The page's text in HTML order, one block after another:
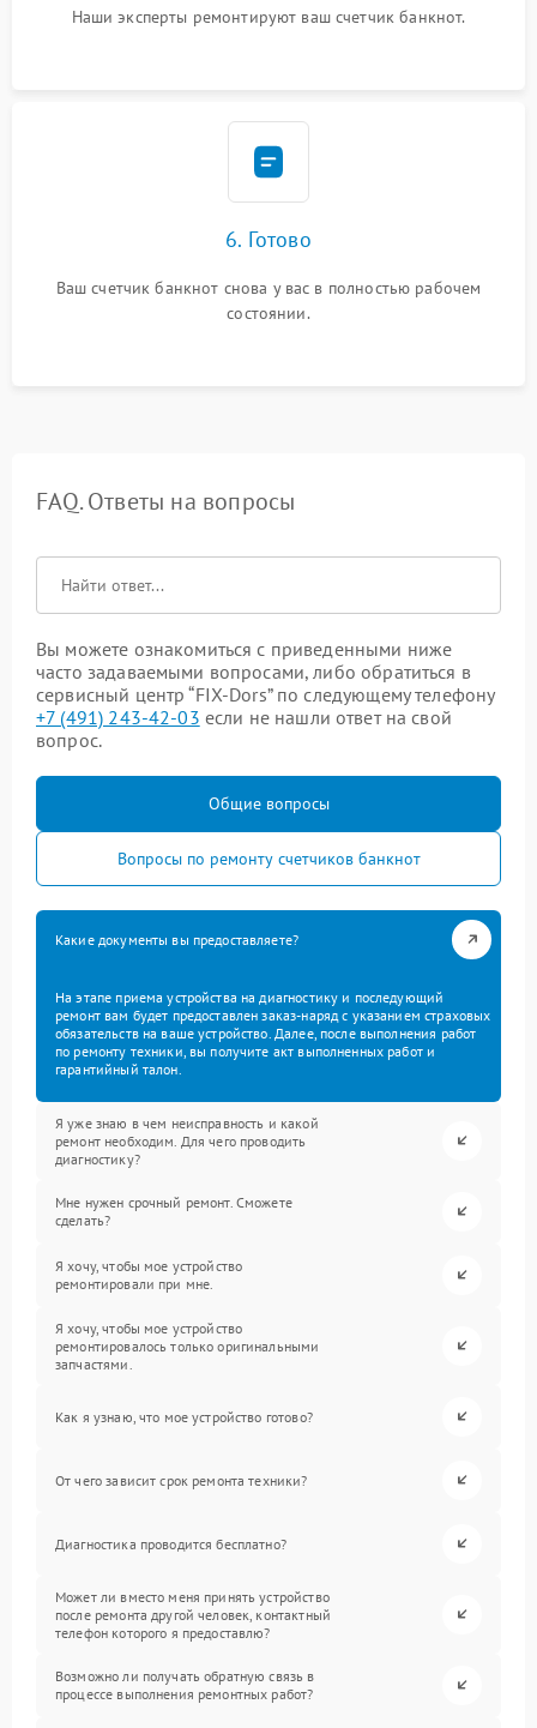
Наши эксперты ремонтируют ваш счетчик банкнот.
6. Готово
Ваш счетчик банкнот снова у вас в полностью рабочем
состоянии.
FAQ. Ответы на вопросы
Вы можете ознакомиться с приведенными ниже
часто задаваемыми вопросами, либо обратиться в
сервисный центр “FIX-Dors” по следующему телефону
+7 (491) 243-42-03 если не нашли ответ на свой
вопрос.
Общие вопросы
Вопросы по ремонту счетчиков банкнот
Какие документы вы предоставляете?
На этапе приема устройства на диагностику и последующий
ремонт вам будет предоставлен заказ-наряд с указанием страховых
обязательств на ваше устройство. Далее, после выполнения работ
по ремонту техники, вы получите акт выполненных работ и
гарантийный талон.
Я уже знаю в чем неисправность и какой
ремонт необходим. Для чего проводить
диагностику?
Мне нужен срочный ремонт. Сможете
сделать?
Я хочу, чтобы мое устройство
ремонтировали при мне.
Я хочу, чтобы мое устройство
ремонтировалось только оригинальными
запчастями.
Как я узнаю, что мое устройство готово?
От чего зависит срок ремонта техники?
Диагностика проводится бесплатно?
Может ли вместо меня принять устройство
после ремонта другой человек, контактный
телефон которого я предоставлю?
Возможно ли получать обратную связь в
процессе выполнения ремонтных работ?